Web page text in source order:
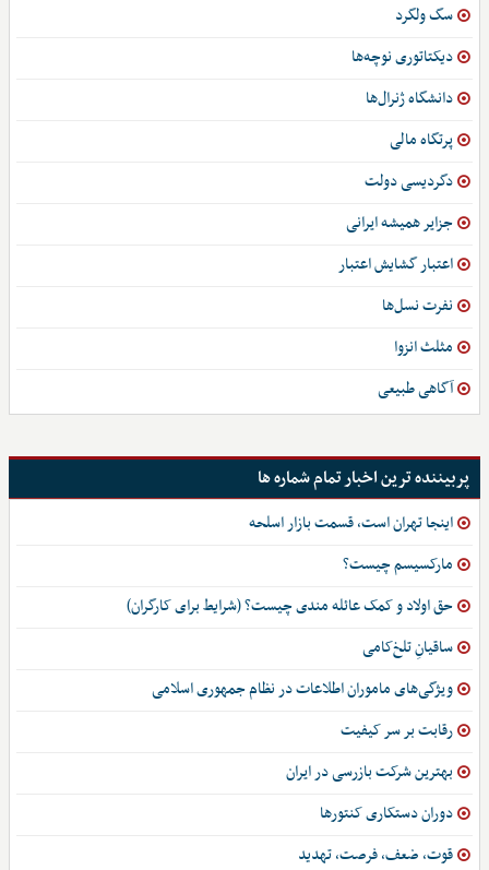
سگ ولگرد
دیکتاتوری نوچه‌ها
دانشگاه ژنرال‌ها
پرتگاه مالی
دگردیسی دولت
جزایر همیشه ایرانی
اعتبار گشایش اعتبار
نفرت نسل‌ها
مثلث انزوا
آگاهی طبیعی
پربیننده ترین اخبار تمام شماره ها
اینجا تهران است، قسمت بازار اسلحه
مارکسیسم چیست؟
حق اولاد و کمک عائله مندی چیست؟ (شرایط برای کارگران)
ساقیانِ تلخ‌کامی
ویژگی‌های ماموران اطلاعات در نظام جمهوری اسلامی
رقابت بر سر کیفیت
بهترین شرکت بازرسی در ایران
دوران دستکاری کنتورها
قوت، ضعف، فرصت، تهدید